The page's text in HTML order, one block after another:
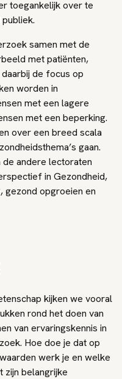
toegankelijk over te
samen met de
met patiënten,
de focus op
worden in
met een lagere
met een beperking.
over een breed scala
gaan.
de andere lectoraten
in Gezondheid,
gezond opgroeien en
kijken we vooral
rond het doen van
van ervaringskennis in
Hoe doe je dat op
werk je en welke
zijn belangrijke